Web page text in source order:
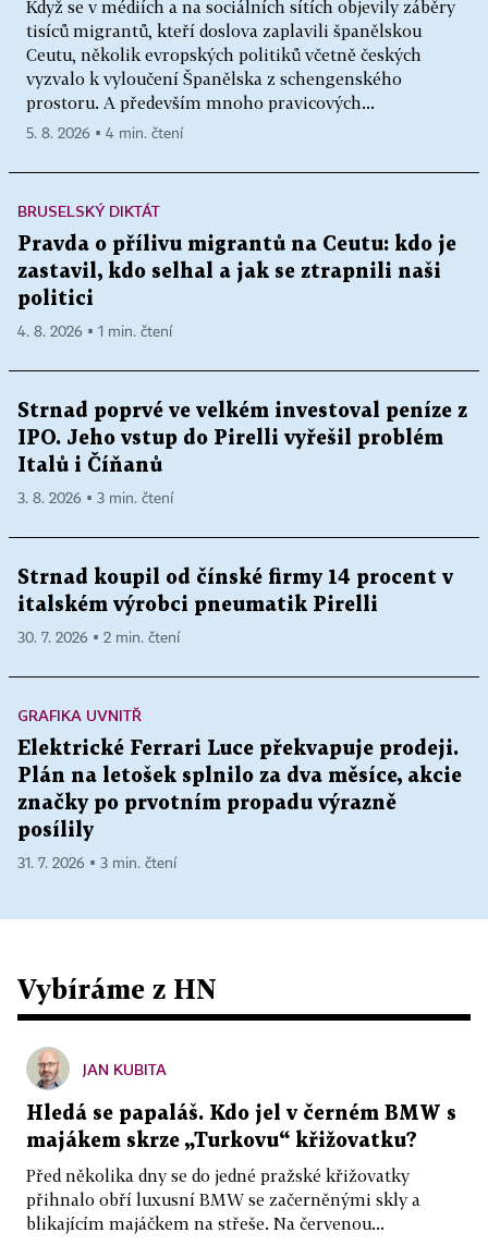
Když se v médiích a na sociálních sítích objevily záběry
tisíců migrantů, kteří doslova zaplavili španělskou
Ceutu, několik evropských politiků včetně českých
vyzvalo k vyloučení Španělska z schengenského
prostoru. A především mnoho pravicových...
5. 8. 2026 ▪ 4 min. čtení
BRUSELSKÝ DIKTÁT
Pravda o přílivu migrantů na Ceutu: kdo je
zastavil, kdo selhal a jak se ztrapnili naši
politici
4. 8. 2026 ▪ 1 min. čtení
Strnad poprvé ve velkém investoval peníze z
IPO. Jeho vstup do Pirelli vyřešil problém
Italů i Číňanů
3. 8. 2026 ▪ 3 min. čtení
Strnad koupil od čínské firmy 14 procent v
italském výrobci pneumatik Pirelli
30. 7. 2026 ▪ 2 min. čtení
GRAFIKA UVNITŘ
Elektrické Ferrari Luce překvapuje prodeji.
Plán na letošek splnilo za dva měsíce, akcie
značky po prvotním propadu výrazně
posílily
31. 7. 2026 ▪ 3 min. čtení
Vybíráme z HN
JAN KUBITA
Hledá se papaláš. Kdo jel v černém BMW s
majákem skrze „Turkovu“ křižovatku?
Před několika dny se do jedné pražské křižovatky
přihnalo obří luxusní BMW se začerněnými skly a
blikajícím majáčkem na střeše. Na červenou...